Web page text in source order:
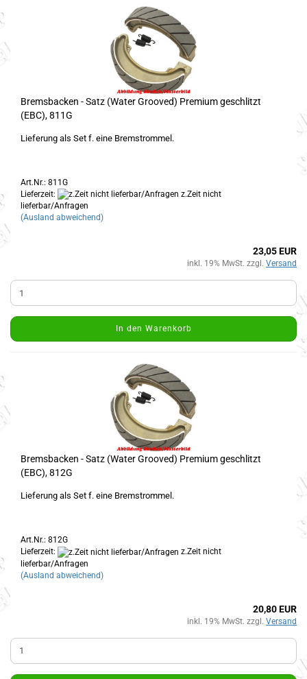
Bremsbacken - Satz (Water Grooved) Premium geschlitzt
(EBC), 811G
Lieferung als Set f. eine Bremstrommel.
Art.Nr.: 811G
Lieferzeit:
z.Zeit nicht
lieferbar/Anfragen
(Ausland abweichend)
23,05 EUR
inkl. 19% MwSt. zzgl. Versand
In den Warenkorb
Bremsbacken - Satz (Water Grooved) Premium geschlitzt
(EBC), 812G
Lieferung als Set f. eine Bremstrommel.
Art.Nr.: 812G
Lieferzeit:
z.Zeit nicht
lieferbar/Anfragen
(Ausland abweichend)
20,80 EUR
inkl. 19% MwSt. zzgl. Versand